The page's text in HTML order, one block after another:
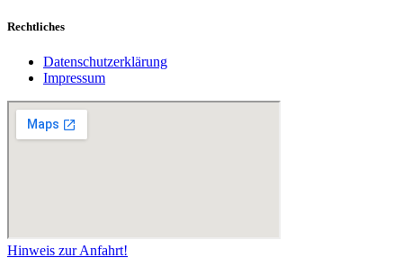
Rechtliches
Datenschutzerklärung
Impressum
Hinweis zur Anfahrt!